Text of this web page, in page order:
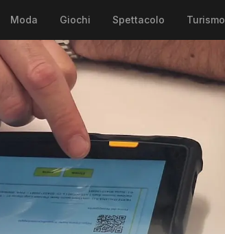
Moda Giochi Spettacolo Turismo